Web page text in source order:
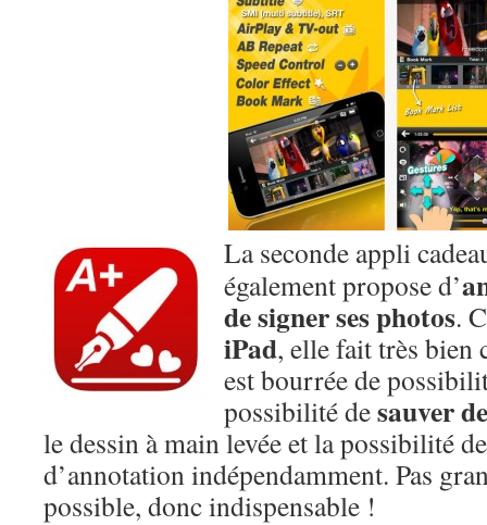
La seconde appli
également propose d’
de signer ses photos.
iPad, elle fait très bien
est bourrée de
possibilité desauver
le dessin à main levée et la possibilité
d’annotation indépendamment. Pas
possible, donc indispensable !